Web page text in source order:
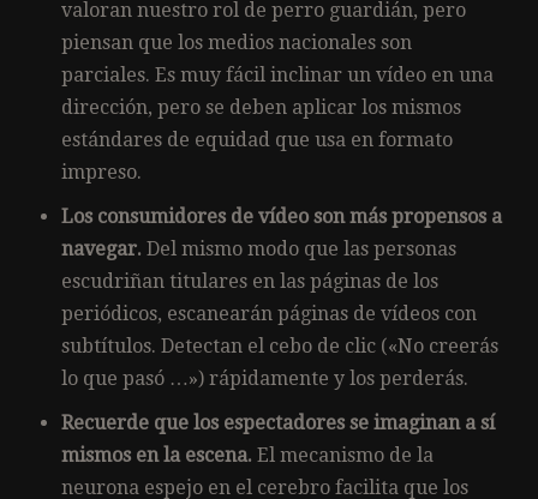
valoran nuestro rol de perro guardián, pero
piensan que los medios nacionales son
parciales. Es muy fácil inclinar un vídeo en una
dirección, pero se deben aplicar los mismos
estándares de equidad que usa en formato
impreso.
Los consumidores de vídeo son más propensos a
navegar. Del mismo modo que las personas
escudriñan titulares en las páginas de los
periódicos, escanearán páginas de vídeos con
subtítulos. Detectan el cebo de clic («No creerás
lo que pasó …») rápidamente y los perderás.
Recuerde que los espectadores se imaginan a sí
mismos en la escena. El mecanismo de la
neurona espejo en el cerebro facilita que los